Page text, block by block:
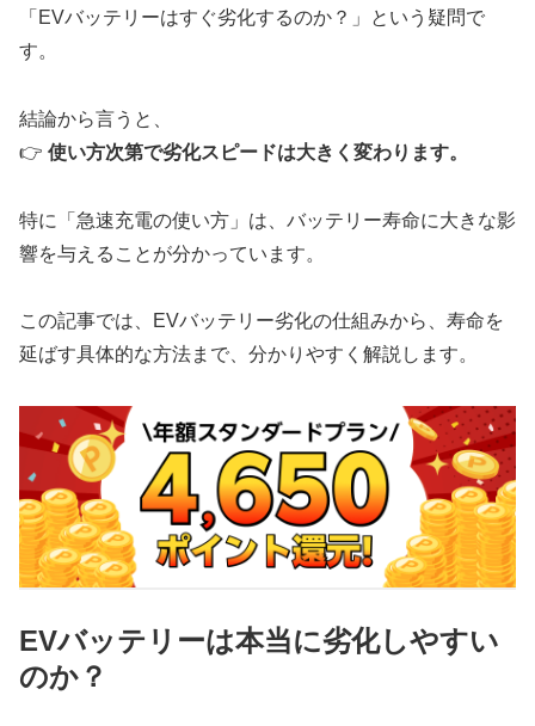
「EVバッテリーはすぐ劣化するのか？」という疑問で
す。
結論から言うと、
👉 使い方次第で劣化スピードは大きく変わります。
特に「急速充電の使い方」は、バッテリー寿命に大きな影
響を与えることが分かっています。
この記事では、EVバッテリー劣化の仕組みから、寿命を
延ばす具体的な方法まで、分かりやすく解説します。
EVバッテリーは本当に劣化しやすい
のか？